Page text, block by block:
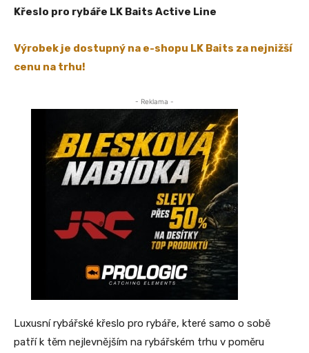
Křeslo pro rybáře LK Baits Active Line
Výrobek je dostupný na e-shopu LK Baits za nejnižší
cenu na trhu!
- Reklama -
Luxusní rybářské křeslo pro rybáře, které samo o sobě
patří k těm nejlevnějším na rybářském trhu v poměru